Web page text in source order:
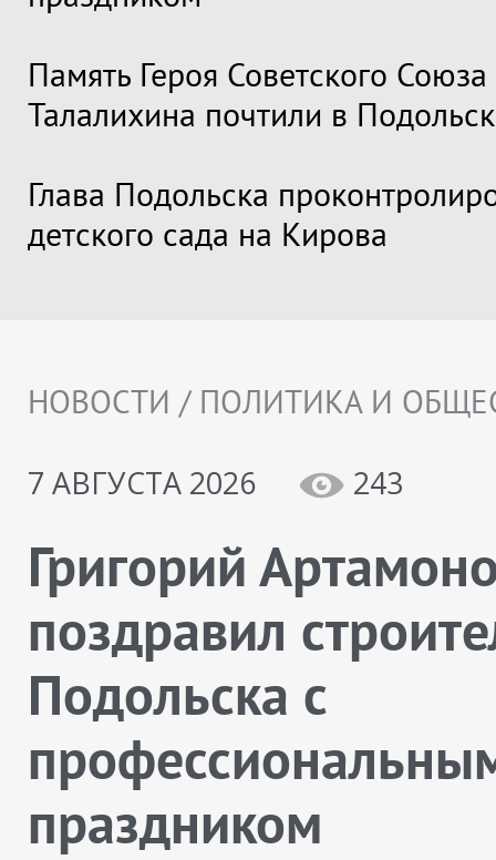
Память Героя Советского
Талалихина почтили в
Глава Подольска
детского сада на Кирова
НОВОСТИ / ПОЛИТИКА И
7 АВГУСТА 2026
243
Григорий
поздравил
Подольска с
праздником